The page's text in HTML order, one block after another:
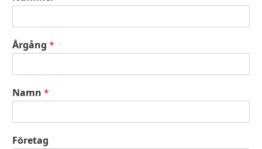
Årgång *
Namn *
Företag